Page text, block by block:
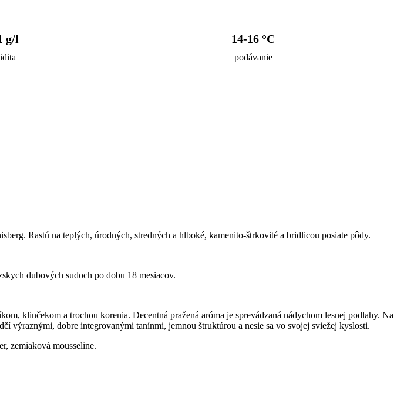
g/l 14-16 °C
podávanie
Rastú na teplých, úrodných, stredných a hlboké, kamenito-štrkovité a bridlicou posiate pôdy.
dubových sudoch po dobu 18 mesiacov.
klinčekom a trochou korenia. Decentná pražená aróma je sprevádzaná nádychom lesnej podlahy. Na
výraznými, dobre integrovanými tanínmi, jemnou štruktúrou a nesie sa vo svojej sviežej kyslosti.
zemiaková mousseline.